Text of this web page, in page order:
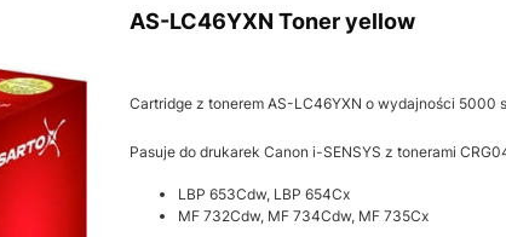
AS-LC46YXN Toner yellow
Cartridge z tonerem AS-LC46YXN o wydajności 5000
Pasuje do drukarek Canon i-SENSYS z tonerami
LBP 653Cdw, LBP 654Cx
MF 732Cdw, MF 734Cdw, MF 735Cx